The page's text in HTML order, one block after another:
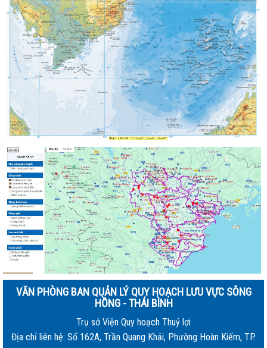
VĂN PHÒNG BAN QUẢN LÝ QUY HOẠCH LƯU VỰC SÔNG
HỒNG - THÁI BÌNH
Trụ sở Viện Quy hoạch Thuỷ lợi
Địa chỉ liên hệ: Số 162A, Trần Quang Khải, Phường Hoàn Kiếm, TP.